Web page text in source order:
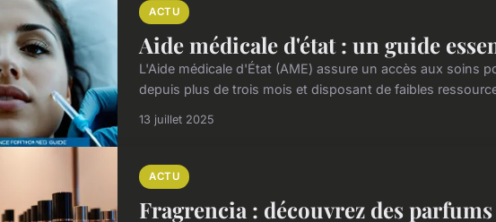
ACTU
Aide médicale d'état : un guide
L'Aide médicale d'État (AME) assure un accès aux soins
depuis plus de trois mois et disposant de faibles
13 juillet 2025
ACTU
Fragrencia : découvrez des